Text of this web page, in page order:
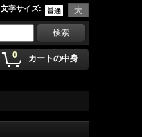
文字サイズ:
0 カートの中身